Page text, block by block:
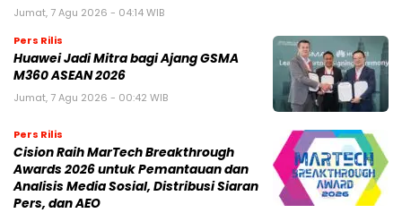
Jumat, 7 Agu 2026 - 04:14 WIB
Pers Rilis
Huawei Jadi Mitra bagi Ajang GSMA
M360 ASEAN 2026
Jumat, 7 Agu 2026 - 00:42 WIB
Pers Rilis
Cision Raih MarTech Breakthrough
Awards 2026 untuk Pemantauan dan
Analisis Media Sosial, Distribusi Siaran
Pers, dan AEO